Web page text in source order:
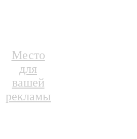
Место
для
вашей
рекламы